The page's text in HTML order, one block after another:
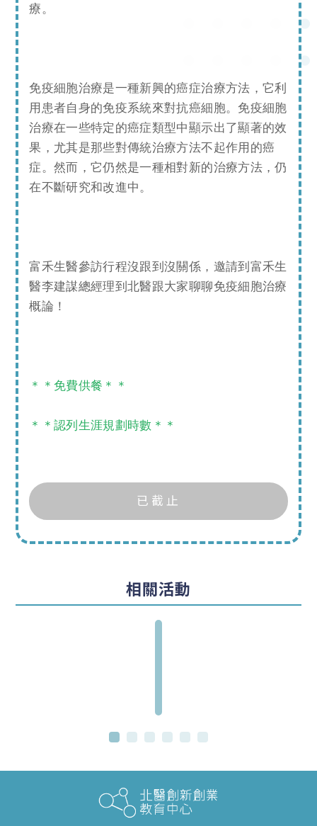
療。
免疫細胞治療是一種新興的癌症治療方法，它利
用患者自身的免疫系統來對抗癌細胞。免疫細胞
治療在一些特定的癌症類型中顯示出了顯著的效
果，尤其是那些對傳統治療方法不起作用的癌
症。然而，它仍然是一種相對新的治療方法，仍
在不斷研究和改進中。
富禾生醫參訪行程沒跟到沒關係，邀請到富禾生
醫李建謀總經理到北醫跟大家聊聊免疫細胞治療
概論！
＊＊免費供餐＊＊
＊＊認列生涯規劃時數＊＊
已截止
相關活動
精
驗
多
少
擬